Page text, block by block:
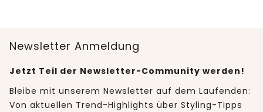
Newsletter Anmeldung
Jetzt Teil der Newsletter-Community werden!
Bleibe mit unserem Newsletter auf dem Laufenden:
Von aktuellen Trend-Highlights über Styling-Tipps